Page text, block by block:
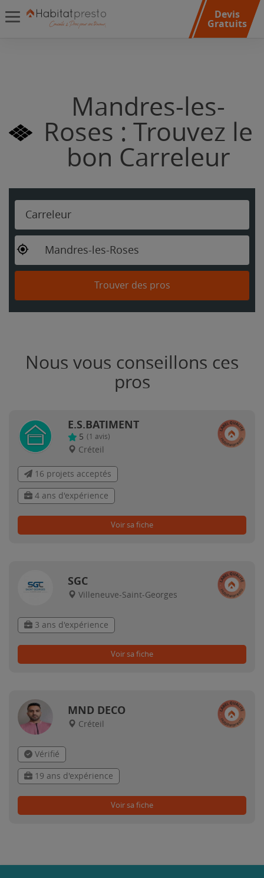
Devis
Gratuits
Mandres-les-
Roses : Trouvez le
bon Carreleur
Carreleur
Mandres-les-Roses
Trouver des pros
Nous vous conseillons ces
pros
E.S.BATIMENT
5 (1 avis)
Créteil
16 projets acceptés
4 ans d'expérience
Voir sa fiche
SGC
Villeneuve-Saint-Georges
3 ans d'expérience
Voir sa fiche
MND DECO
Créteil
Vérifié
19 ans d'expérience
Voir sa fiche